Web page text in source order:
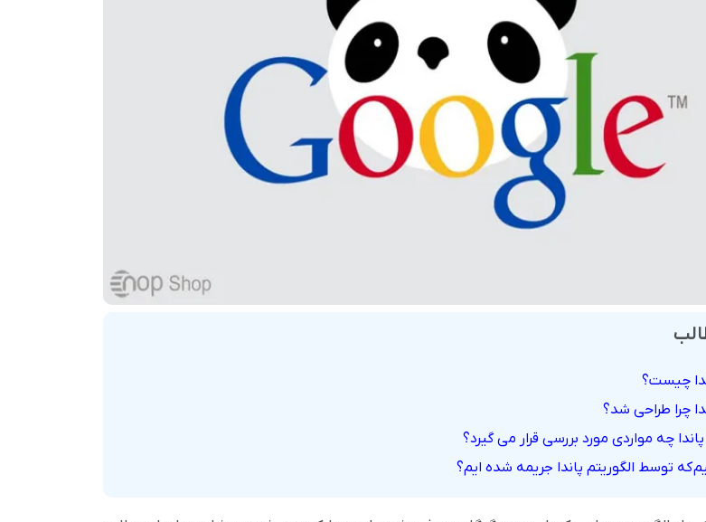
درگاه های پرداخت اینترنتی
چیست؟
چرا طراحی شد؟
پاندا چه مواردی مورد بررسی قرار می گیرد؟
که توسط الگوریتم پاندا جریمه شده ایم؟